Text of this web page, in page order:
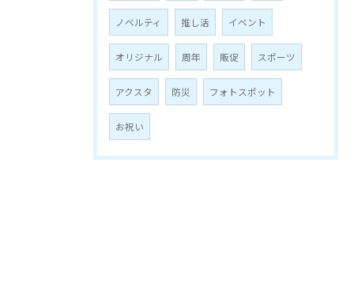
ノベルティ 推し活 イベント
オリジナル 周年 販促 スポーツ
アクスタ 防災 フォトスポット
お祝い